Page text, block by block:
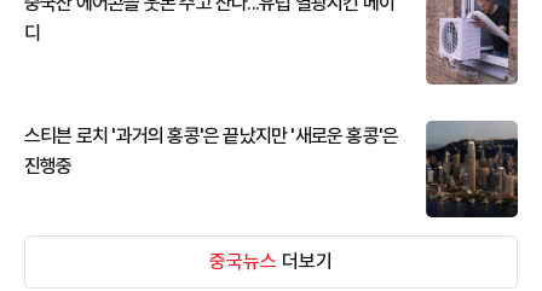
디
스티븐 로치 '과거의 홍콩'은 끝났지만 '새로운 홍콩'은
진행중
중국뉴스 더보기